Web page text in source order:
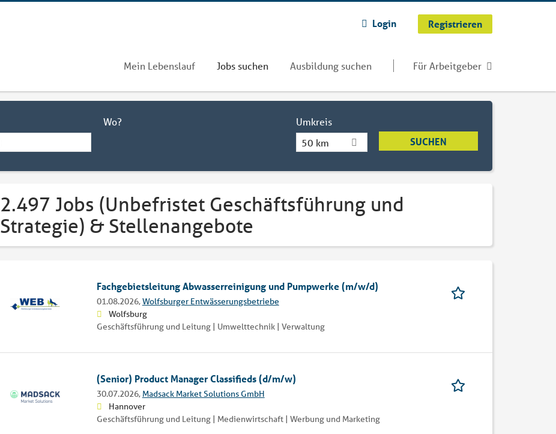
Login Registrieren
Mein Lebenslauf Jobs suchen Ausbildung suchen Für Arbeitgeber
Wo?
Umkreis
50 km
2.497 Jobs (Unbefristet Geschäftsführung und
Strategie) & Stellenangebote
Fachgebietsleitung Abwasserreinigung und Pumpwerke (m/w/d)
01.08.2026,Wolfsburger Entwässerungsbetriebe
Wolfsburg
Geschäftsführung und Leitung | Umwelttechnik | Verwaltung
(Senior) Product Manager Classifieds (d/m/w)
30.07.2026, Madsack Market Solutions GmbH
Hannover
Geschäftsführung und Leitung | Medienwirtschaft | Werbung und Marketing